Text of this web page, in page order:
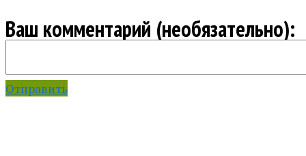
Ваш комментарий (необязательно):
Отправить